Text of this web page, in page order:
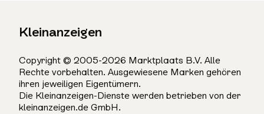
Kleinanzeigen
Copyright © 2005-2026 Marktplaats B.V. Alle
Rechte vorbehalten. Ausgewiesene Marken gehören
ihren jeweiligen Eigentümern.
Die Kleinanzeigen-Dienste werden betrieben von der
kleinanzeigen.de GmbH.